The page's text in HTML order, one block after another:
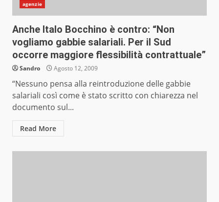
agenzie
Anche Italo Bocchino è contro: “Non
vogliamo gabbie salariali. Per il Sud
occorre maggiore flessibilità contrattuale”
Sandro Agosto 12, 2009
“Nessuno pensa alla reintroduzione delle gabbie
salariali così come è stato scritto con chiarezza nel
documento sul...
Read More